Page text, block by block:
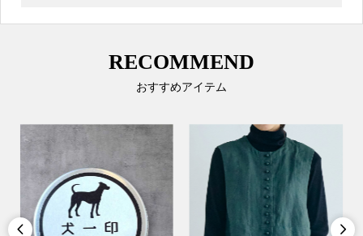
RECOMMEND
おすすめアイテム
 